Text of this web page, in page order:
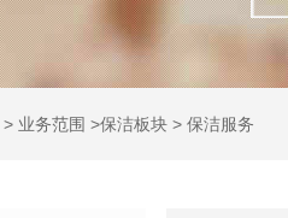
> 业务范围 >保洁板块 > 保洁服务